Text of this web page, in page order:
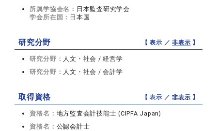
所属学協会名： 日本監査研究学会
学会所在国： 日本国
研究分野 【 表示 ／非表示 】
研究分野： 人文・社会 / 経営学
研究分野： 人文・社会 / 会計学
取得資格 【 表示 ／非表示 】
資格名： 地方監査会計技能士 (CIPFA Japan)
資格名： 公認会計士